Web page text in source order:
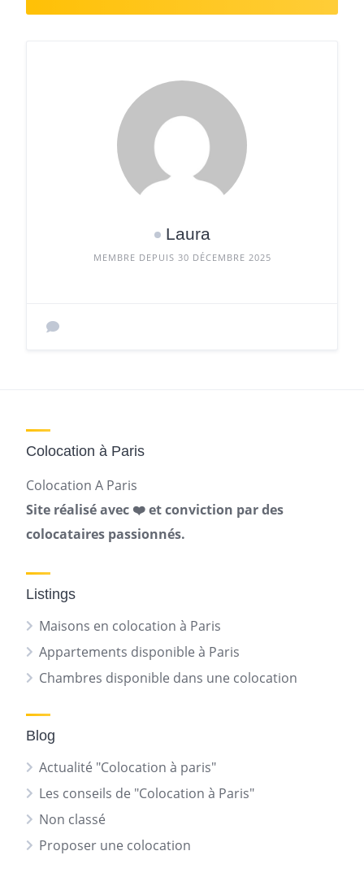
Laura
MEMBRE DEPUIS 30 DÉCEMBRE 2025
Colocation à Paris
Colocation A Paris
Site réalisé avec ❤️ et conviction par des
colocataires passionnés.
Listings
Maisons en colocation à Paris
Appartements disponible à Paris
Chambres disponible dans une colocation
Blog
Actualité "Colocation à paris"
Les conseils de "Colocation à Paris"
Non classé
Proposer une colocation